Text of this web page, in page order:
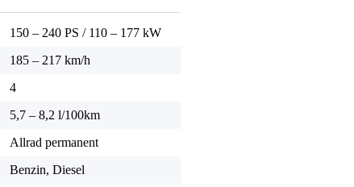
150 – 240 PS / 110 – 177 kW
185 – 217 km/h
4
5,7 – 8,2 l/100km
Allrad permanent
Benzin, Diesel